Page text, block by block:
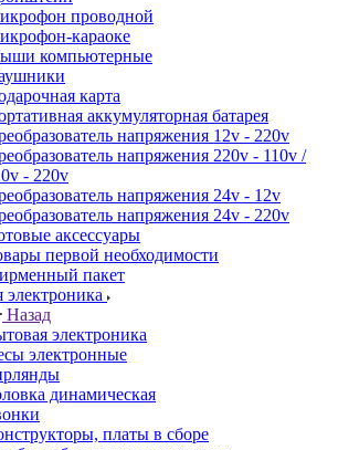
проводной
караоке
компьютерные
карта
аккумуляторная батарея
напряжения 12v - 220v
напряжения 220v - 110v /
- 220v
напряжения 24v - 12v
напряжения 24v - 220v
аксессуары
первой необходимости
пакет
электроника
Назад
электроника
электронные
динамическая
платы в сборе